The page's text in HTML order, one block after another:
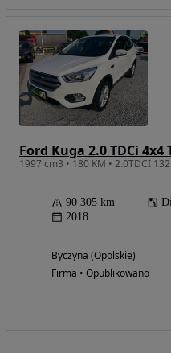
Ford Kuga 2.0 TDCi
1997 cm3 • 180 KM • 2.0TDCI
90 305 km
2018
Byczyna (Opolskie)
Firma • Opublikowano